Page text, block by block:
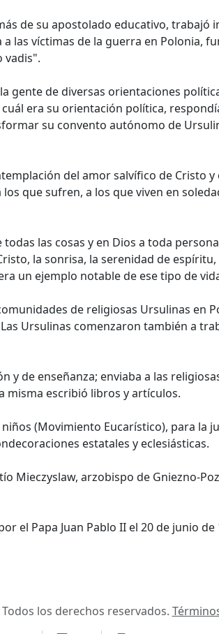
de su apostolado educativo,
las víctimas de la guerra en Polonia,
vadis".
gente de diversas orientaciones
era su orientación política,
su convento autónomo de
del amor salvífico de Cristo
que sufren, a los que viven en
las cosas y en Dios a toda
la sonrisa, la serenidad de
un ejemplo notable de ese tipo de
de religiosas Ursulinas en
Ursulinas comenzaron también a
de enseñanza; enviaba a las
misma escribió libros y artículos.
(Movimiento Eucarístico), para la
estatales y eclesiásticas.
Mieczyslaw, arzobispo de Gniezno-
el Papa Juan Pablo II el 20 de junio de
los derechos reservados.